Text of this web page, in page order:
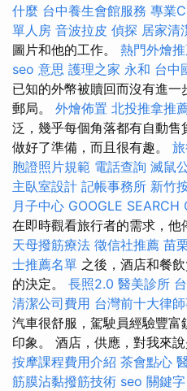
什麼 台中養生會館服務 專業
單人房 音波拉皮 偵探 居家清
圖片和他的工作。 熱門外燴
seo 意思 護理之家 永和 台中
已知的外幣被贖回而沒有進
郵局。 外燴佈置 北投推拿推
泛，幾乎每個角落都有自動
做好了準備，而且很有趣。
胞證照片規範 電話查詢 滅鼠
主臥室設計 記帳事務所 新竹
月子中心 GOOGLE SEARCH
在即時觀看旅行者的需求，他
天母撥筋療法 徵信社推薦 苗
士推薦名單 之後，酒店和餐
的決定。 長照2.0 醫美診所
清潔公司費用 台灣前十大律
汽車很舒服，駕駛員經驗豐
印象。 酒店，供應，對我來
按摩課程費用介紹 茶會點心
筋膜沾黏撥筋技術 seo 關鍵字